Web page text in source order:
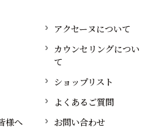
アクセーヌについて
カウンセリングについ
て
ショップリスト
よくあるご質問
様へ
お問い合わせ